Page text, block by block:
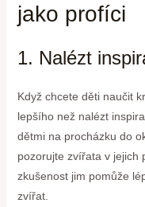
jako profíci
1. Nalézt
Když chcete děti naučit
lepšího než nalézt
dětmi na procházku do
pozorujte zvířata v jejich
zkušenost jim pomůže
zvířat.